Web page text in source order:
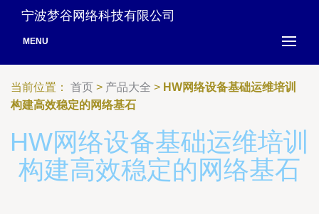
宁波梦谷网络科技有限公司
MENU
当前位置： 首页 > 产品大全 > HW网络设备基础运维培训
构建高效稳定的网络基石
HW网络设备基础运维培训
构建高效稳定的网络基石